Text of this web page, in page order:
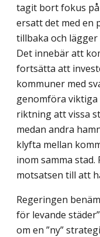
tagit bort fokus
ersatt det med en
tillbaka och
Det innebär att
fortsätta att
kommuner med
genomföra
riktning att vissa
medan andra
klyfta mellan
inom samma
motsatsen till att
Regeringen
för levande
om en ”ny”